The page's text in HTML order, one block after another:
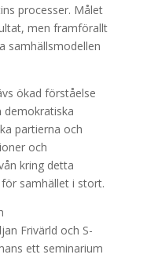
processer. Målet
men framförallt
samhällsmodellen
ökad förståelse
demokratiska
partierna och
och
kring detta
samhället i stort.
Frivärld och S-
ett seminarium